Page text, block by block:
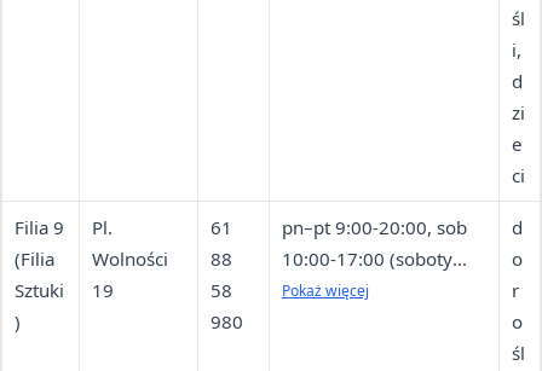
śl
i,
d
zi
e
ci
Filia 9
(Filia
Sztuki
)
Pl.
Wolności
19
61
88
58
980
pn–pt 9:00-20:00, sob
10:00-17:00 (soboty
lipca i sierpnia —
Pokaż więcej
d
o
r
o
śl